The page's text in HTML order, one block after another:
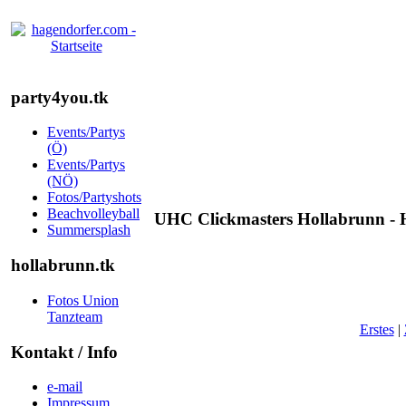
party4you.tk
Events/Partys
(Ö)
Events/Partys
(NÖ)
Fotos/Partyshots
Beachvolleyball
Summersplash
hollabrunn.tk
Fotos Union
Tanzteam
Kontakt / Info
e-mail
UHC Clickmasters Hollabrunn -
Erstes|